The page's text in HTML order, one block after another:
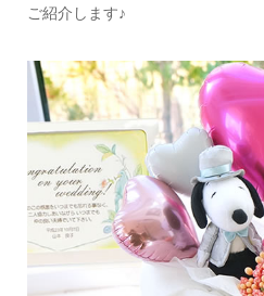
ご紹介します♪